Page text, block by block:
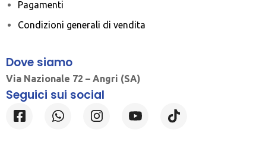
Pagamenti
Condizioni generali di vendita
Dove siamo
Via Nazionale 72 – Angri (SA)
Seguici sui social